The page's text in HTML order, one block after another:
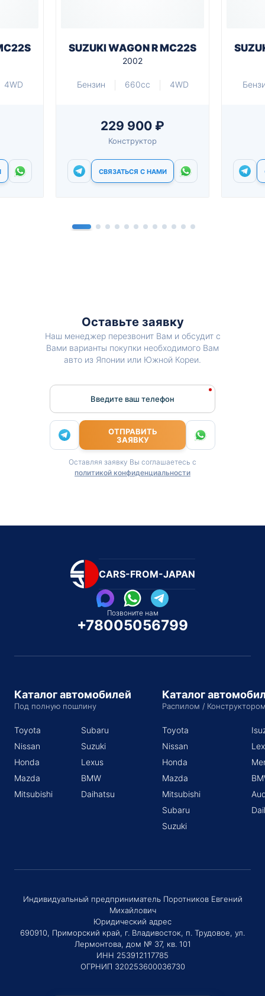
4WD
SUZUKI WAGON R MC22S
2002
Бензин 660cc 4WD
229 900 ₽
Конструктор
СВЯЗАТЬСЯ С НАМИ
Оставьте заявку
Наш менеджер перезвонит Вам и обсудит с
Вами варианты покупки необходимого Вам
авто из Японии или Южной Кореи.
Введите ваш телефон
ОТПРАВИТЬ
ЗАЯВКУ
Оставляя заявку Вы соглашаетесь с
политикой конфиденциальности
CARS-FROM-JAPAN
Позвоните нам
+78005056799
Каталог автомобилей
Под полную пошлину
Toyota
Nissan
Honda
Mazda
Mitsubishi
Subaru
Suzuki
Lexus
BMW
Daihatsu
Каталог
Распилом /
Toyota
Nissan
Honda
Mazda
Mitsubishi
Subaru
Suzuki
Индивидуальный предприниматель Поротников Евгений
Михайлович
Юридический адрес
690910, Приморский край, г. Владивосток, п. Трудовое, ул.
Лермонтова, дом № 37, кв. 101
ИНН 253912117785
ОГРНИП 320253600036730